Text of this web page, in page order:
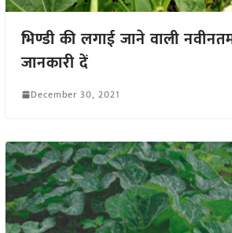
भिण्डी की लगाई जाने वाली
जानकारी दें
December 30, 2021